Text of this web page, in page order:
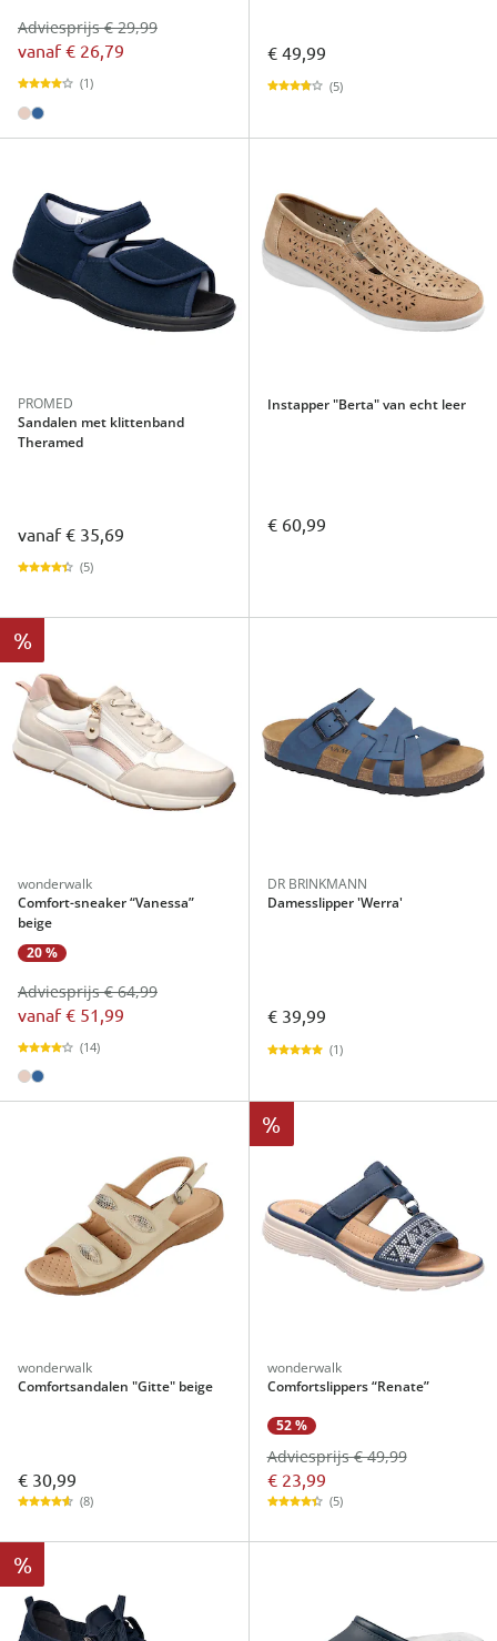
vanaf€ 26,79
Adviesprijs € 29,99
(1)
€ 49,99
(5)
PROMED
Sandalen met klittenband
Theramed
vanaf€ 35,69
(5)
Instapper "Berta" van echt leer
€ 60,99
%
wonderwalk
Comfort-sneaker “Vanessa”
beige
20 %
vanaf€ 51,99
Adviesprijs € 64,99
(14)
DR BRINKMANN
Damesslipper 'Werra'
€ 39,99
(1)
wonderwalk
Comfortsandalen "Gitte" beige
€ 30,99
(8)
%
wonderwalk
Comfortslippers “Renate”
52 %
€ 23,99
Adviesprijs € 49,99
(5)
%